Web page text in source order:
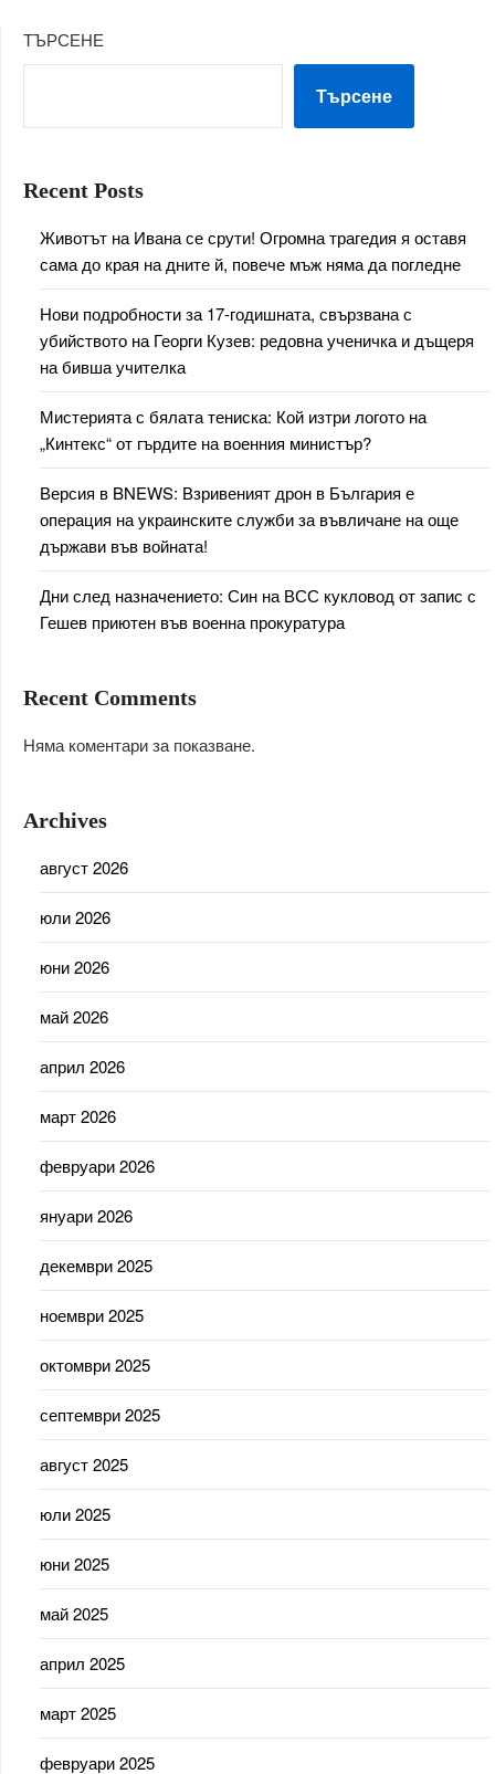
ТЪРСЕНЕ
Търсене
Recent Posts
Животът на Ивана се срути! Огромна трагедия я оставя
сама до края на дните й, повече мъж няма да погледне
Нови подробности за 17-годишната, свързвана с
убийството на Георги Кузев: редовна ученичка и дъщеря
на бивша учителка
Мистерията с бялата тениска: Кой изтри логото на
„Кинтекс“ от гърдите на военния министър?
Версия в BNEWS: Взривеният дрон в България е
операция на украинските служби за въвличане на още
държави във войната!
Дни след назначението: Син на ВСС кукловод от запис с
Гешев приютен във военна прокуратура
Recent Comments
Няма коментари за показване.
Archives
август 2026
юли 2026
юни 2026
май 2026
април 2026
март 2026
февруари 2026
януари 2026
декември 2025
ноември 2025
октомври 2025
септември 2025
август 2025
юли 2025
юни 2025
май 2025
април 2025
март 2025
февруари 2025